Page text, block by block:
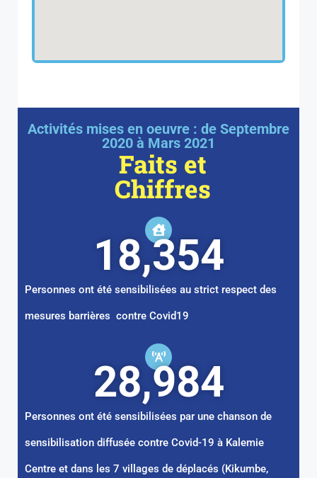
Activités mises en oeuvre : de Septembre
2020 à Mars 2021
Faits et
Chiffres
Personnes ont été sensibilisées au strict respect des
mesures barrières contre Covid19
18,354
Personnes ont été sensibilisées par une chanson de
sensibilisation diffusée contre Covid-19 à Kalemie
Centre et dans les 7 villages de déplacés (Kikumbe,
28,984